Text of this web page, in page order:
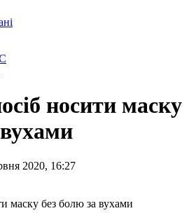
носити маску
2020, 16:27